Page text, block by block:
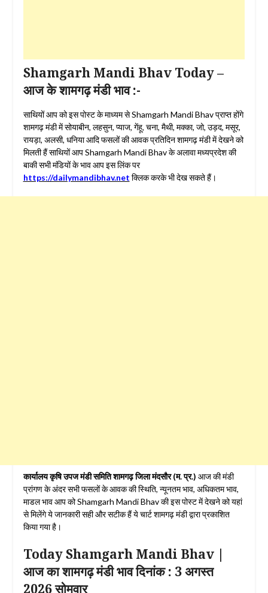
Shamgarh Mandi Bhav Today –
आज के शामगढ़ मंडी भाव :-
साथियों आप को इस पोस्ट के माध्यम से Shamgarh Mandi Bhav प्राप्त होंगे
शामगढ़ मंडी में सोयाबीन, लहसुन, प्याज, गेंहू, चना, मैथी, मक्का, जो, उड़द, मसूर,
रायड़ा, अलसी, धनिया आदि फसलों की आवक प्रतिदिन शामगढ़ मंडी में देखने को
मिलती हैं साथियों आप Shamgarh Mandi Bhav के अलावा मध्यप्रदेश की
बाकी सभी मंडियों के भाव आप इस लिंक पर
https://dailymandibhav.net क्लिक करके भी देख सकते हैं।
कार्यालय कृषि उपज मंडी समिति शामगढ़ जिला मंदसौर (म. प्र.) आज की मंडी
प्रांगण के अंदर सभी फसलों के आवक की स्थिति, न्यूनतम भाव, अधिकतम भाव,
माडल भाव आप को Shamgarh Mandi Bhav की इस पोस्ट में देखने को यहां
से मिलेंगे ये जानकारी सही और सटीक हैं ये चार्ट शामगढ़ मंडी द्वारा प्रकाशित
किया गया है।
Today Shamgarh Mandi Bhav |
आज का शामगढ़ मंडी भाव दिनांक : 3 अगस्त
2026 सोमवार